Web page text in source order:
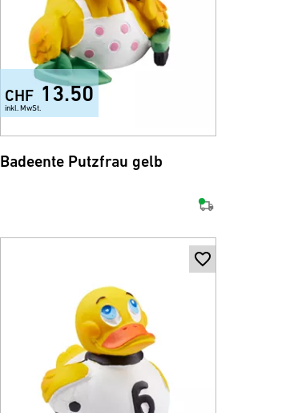
CHF 13.50
inkl. MwSt.
Badeente Putzfrau gelb